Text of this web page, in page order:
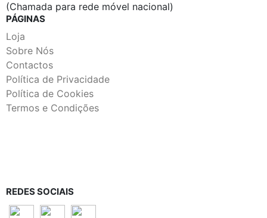
(Chamada para rede móvel nacional)
PÁGINAS
Loja
Sobre Nós
Contactos
Política de Privacidade
Política de Cookies
Termos e Condições
REDES SOCIAIS